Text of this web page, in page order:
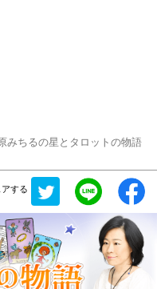
みちるの星とタロットの物語
アする